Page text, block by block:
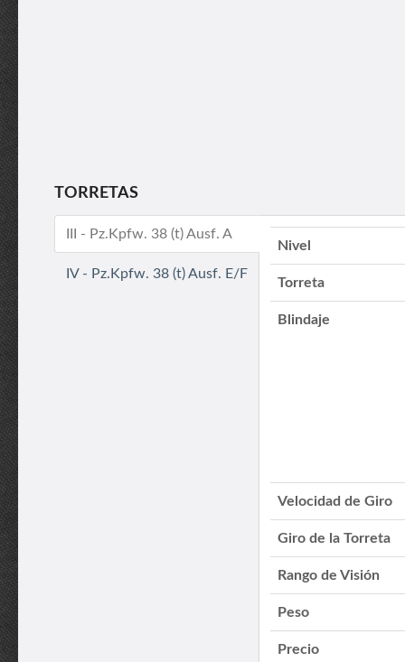
TORRETAS
III - Pz.Kpfw. 38 (t) Ausf. A
IV - Pz.Kpfw. 38 (t) Ausf. E/F
Nivel
Torreta
Blindaje
Velocidad de Giro
Giro de la Torreta
Rango de Visión
Peso
Precio